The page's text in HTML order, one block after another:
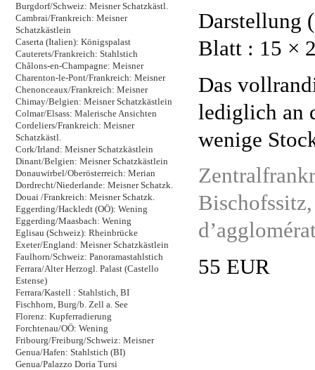
Burgdorf/Schweiz: Meisner Schatzkästl.
Cambrai/Frankreich: Meisner
Schatzkästlein
Caserta (Italien): Königspalast
Cauterets/Frankreich: Stahlstich
Châlons-en-Champagne: Meisner
Charenton-le-Pont/Frankreich: Meisner
Chenonceaux/Frankreich: Meisner
Chimay/Belgien: Meisner Schatzkästlein
Colmar/Elsass: Malerische Ansichten
Cordeliers/Frankreich: Meisner
Schatzkästl.
Cork/Irland: Meisner Schatzkästlein
Dinant/Belgien: Meisner Schatzkästlein
Donauwirbel/Oberösterreich: Merian
Dordrecht/Niederlande: Meisner Schatzk.
Douai /Frankreich: Meisner Schatzk.
Eggerding/Hackledt (OÖ): Wening
Eggerding/Maasbach: Wening
Eglisau (Schweiz): Rheinbrücke
Exeter/England: Meisner Schatzkästlein
Faulhorn/Schweiz: Panoramastahlstich
Ferrara/Alter Herzogl. Palast (Castello
Estense)
Ferrara/Kastell : Stahlstich, BI
Fischhorn, Burg/b. Zell a. See
Florenz: Kupferradierung
Forchtenau/OÖ: Wening
Fribourg/Freiburg/Schweiz: Meisner
Genua/Hafen: Stahlstich (BI)
Genua/Palazzo Doria Tursi
Darstellung
Blatt : 15 ×
Das
lediglich an
wenige
55 EUR